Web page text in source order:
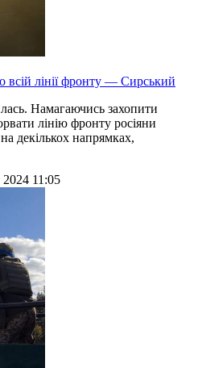
всій лінії фронту — Сирський
Намагаючись захопити
лінію фронту росіяни
декількох напрямках,
2024 11:05